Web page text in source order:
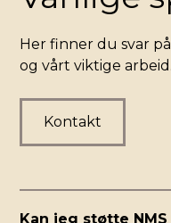
Her finner du svar
og vårt viktige arbeid.
Kontakt
Kan jeg støtte